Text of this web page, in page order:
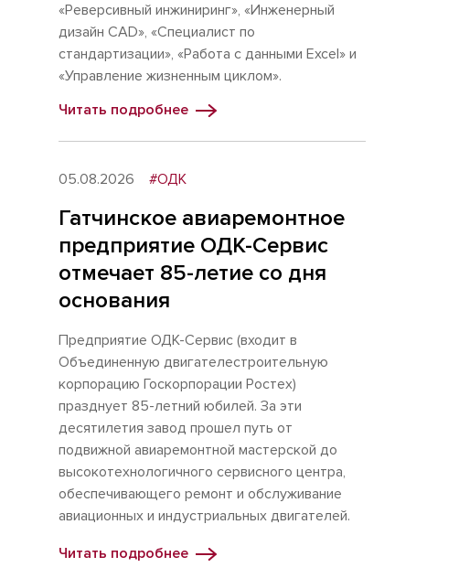
«Реверсивный инжиниринг», «Инженерный
дизайн CAD», «Специалист по
стандартизации», «Работа с данными Excel» и
«Управление жизненным циклом».
Читать подробнее
05.08.2026 #ОДК
Гатчинское авиаремонтное
предприятие ОДК-Сервис
отмечает 85-летие со дня
основания
Предприятие ОДК-Сервис (входит в
Объединенную двигателестроительную
корпорацию Госкорпорации Ростех)
празднует 85-летний юбилей. За эти
десятилетия завод прошел путь от
подвижной авиаремонтной мастерской до
высокотехнологичного сервисного центра,
обеспечивающего ремонт и обслуживание
авиационных и индустриальных двигателей.
Читать подробнее